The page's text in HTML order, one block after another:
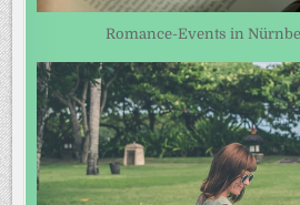
Romance-Events in